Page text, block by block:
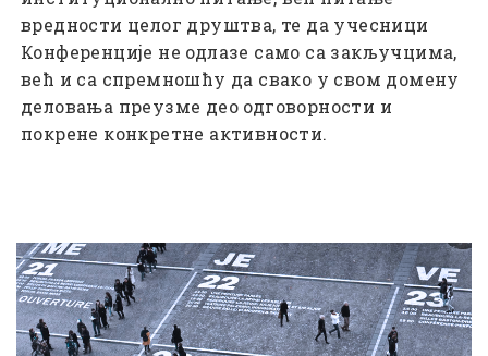
вредности целог друштва, те да учесници
Конференције не одлазе само са закључцима,
већ и са спремношћу да свако у свом домену
деловања преузме део одговорности и
покрене конкретне активности.